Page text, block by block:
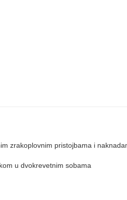
zrakoplovnim pristojbama i
u dvokrevetnim sobama